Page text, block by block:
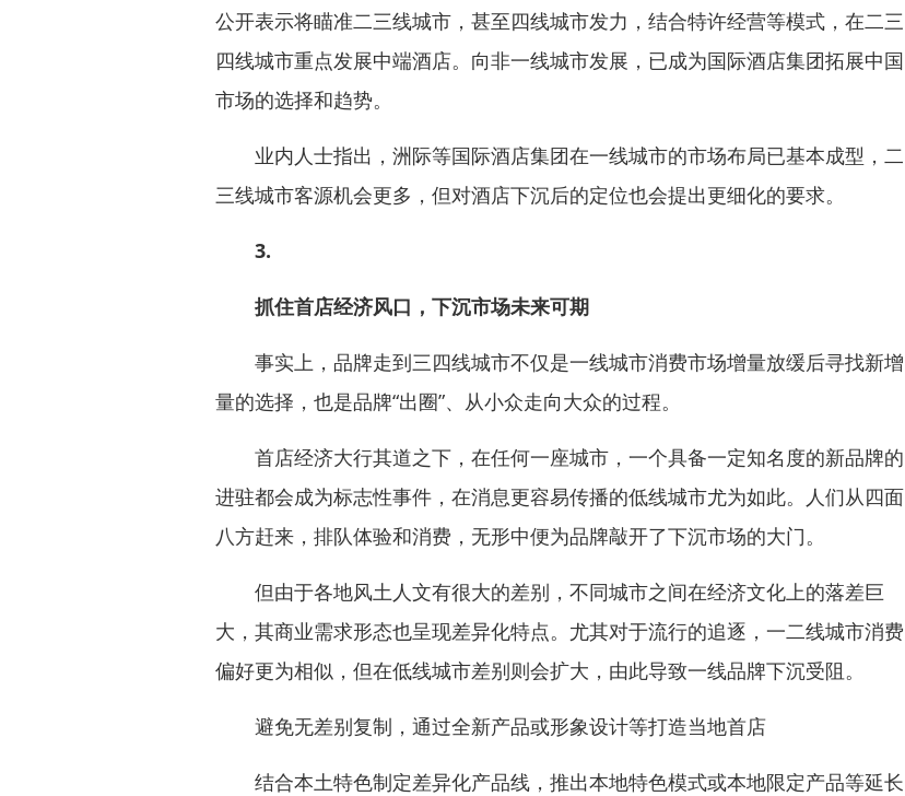
公开表示将瞄准二三线城市，甚至四线城市发力，结合特许经营等模式，在二三
四线城市重点发展中端酒店。向非一线城市发展，已成为国际酒店集团拓展中国
市场的选择和趋势。
业内人士指出，洲际等国际酒店集团在一线城市的市场布局已基本成型，二
三线城市客源机会更多，但对酒店下沉后的定位也会提出更细化的要求。
3.
抓住首店经济风口，下沉市场未来可期
事实上，品牌走到三四线城市不仅是一线城市消费市场增量放缓后寻找新增
量的选择，也是品牌“出圈”、从小众走向大众的过程。
首店经济大行其道之下，在任何一座城市，一个具备一定知名度的新品牌的
进驻都会成为标志性事件，在消息更容易传播的低线城市尤为如此。人们从四面
八方赶来，排队体验和消费，无形中便为品牌敲开了下沉市场的大门。
但由于各地风土人文有很大的差别，不同城市之间在经济文化上的落差巨
大，其商业需求形态也呈现差异化特点。尤其对于流行的追逐，一二线城市消费
偏好更为相似，但在低线城市差别则会扩大，由此导致一线品牌下沉受阻。
避免无差别复制，通过全新产品或形象设计等打造当地首店
结合本土特色制定差异化产品线，推出本地特色模式或本地限定产品等延长